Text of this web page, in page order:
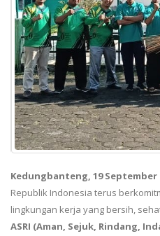
Kedungbanteng, 19 September
Republik Indonesia terus
lingkungan kerja yang bersih,
ASRI (Aman, Sejuk, Rindang,